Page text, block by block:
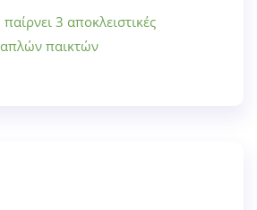
3 αποκλειστικές
παικτών